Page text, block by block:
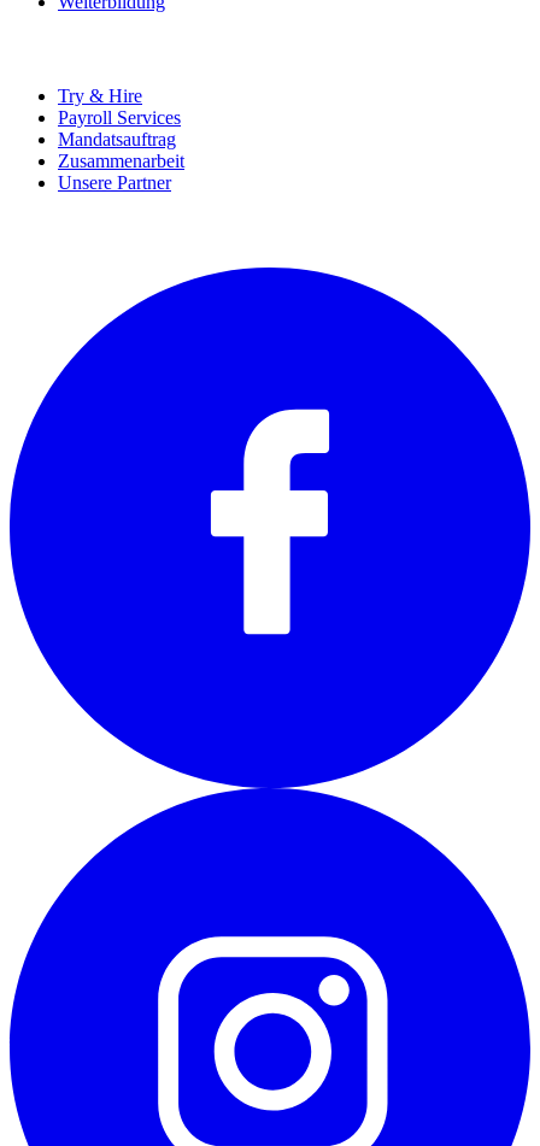
Try & Hire
Payroll Services
Mandatsauftrag
Zusammenarbeit
Unsere Partner